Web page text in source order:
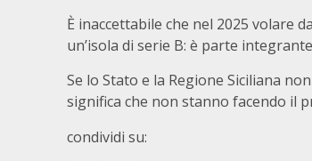
È inaccettabile che nel 2025 volare
un’isola di serie B: è parte
Se lo Stato e la Regione Siciliana
significa che non stanno facendo il
condividi su: